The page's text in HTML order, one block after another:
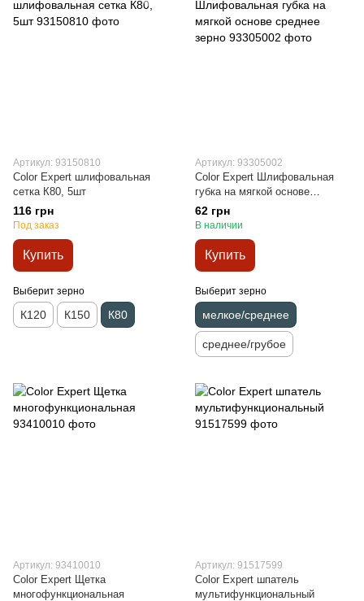
Артикул: 93150810
Color Expert шлифовальная
сетка К80, 5шт
116 грн
Под заказ
Купить
Выберит зерно
К120 К150 К80
Артикул: 93305002
Color Expert Шлифовальная
губка на мягкой основе
среднее зерно
62 грн
В наличии
Купить
Выберит зерно
мелкое/среднее
среднее/грубое
Артикул: 93410010
Color Expert Щетка
многофункциональная
Артикул: 91517599
Color Expert шпатель
мультифункциональный